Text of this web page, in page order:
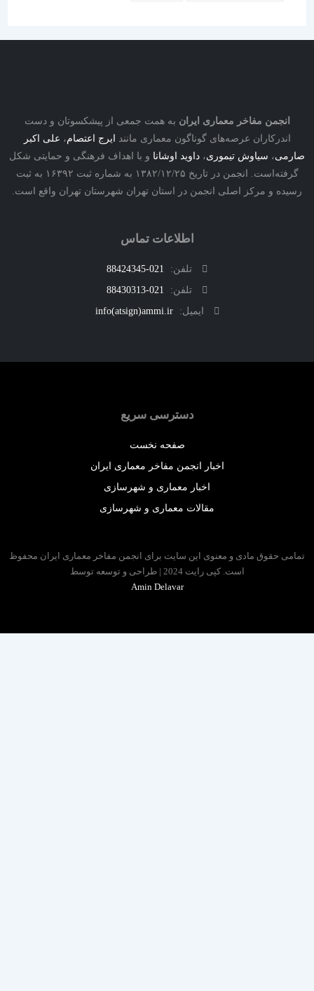
مفاخر معماری ایرانبه همت جمعی از پیشکسوتان و دست
عرصه‌های گوناگون معماری مانندایرج اعتصام،علی اکبر
،سیاوش تیموری،داوید اوشاناو با اهداف فرهنگی و حمایتی شکل
گرفته‌است. انجمن در تاریخ ۱۳۸۲/۱۲/۲۵ به شماره ثبت ۱۶۳۹۲ به ثبت
و مرکز اصلی انجمن در استان تهران شهرستان تهران واقع است.
اطلاعات تماس
تلفن:
021-88424345
تلفن:
021-88430313
ایمیل:
info(atsign)ammi.ir
دسترسی سریع
صفحه نخست
اخبار انجمن مفاخر معماری ایران
اخبار معماری و شهرسازی
مقالات معماری و شهرسازی
حقوق مادی و معنوی این سایت برای انجمن مفاخر معماری ایران محفوظ
است. کپی رایت 2024 | طراحی و توسعه توسط
Amin Delavar